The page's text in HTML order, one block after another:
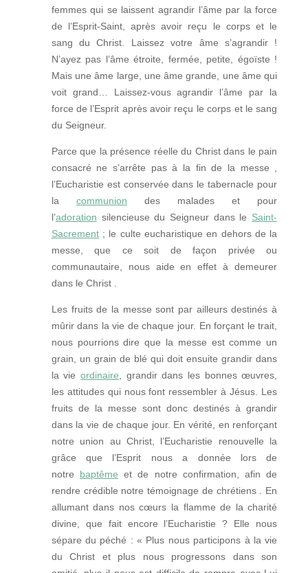
femmes qui se laissent agrandir l’âme par la force
de l’Esprit-Saint, après avoir reçu le corps et le
sang du Christ. Laissez votre âme s’agrandir !
N’ayez pas l’âme étroite, fermée, petite, égoïste !
Mais une âme large, une âme grande, une âme qui
voit grand… Laissez-vous agrandir l’âme par la
force de l’Esprit après avoir reçu le corps et le sang
du Seigneur.
Parce que la présence réelle du Christ dans le pain
consacré ne s’arrête pas à la fin de la messe ,
l’Eucharistie est conservée dans le tabernacle pour
la communion des malades et pour
l’adoration silencieuse du Seigneur dans le Saint-
Sacrement; le culte eucharistique en dehors de la
messe, que ce soit de façon privée ou
communautaire, nous aide en effet à demeurer
dans le Christ .
Les fruits de la messe sont par ailleurs destinés à
mûrir dans la vie de chaque jour. En forçant le trait,
nous pourrions dire que la messe est comme un
grain, un grain de blé qui doit ensuite grandir dans
la vieordinaire, grandir dans les bonnes œuvres,
les attitudes qui nous font ressembler à Jésus. Les
fruits de la messe sont donc destinés à grandir
dans la vie de chaque jour. En vérité, en renforçant
notre union au Christ, l’Eucharistie renouvelle la
grâce que l’Esprit nous a donnée lors de
notre baptême et de notre confirmation, afin de
rendre crédible notre témoignage de chrétiens . En
allumant dans nos cœurs la flamme de la charité
divine, que fait encore l’Eucharistie ? Elle nous
sépare du péché : « Plus nous participons à la vie
du Christ et plus nous progressons dans son